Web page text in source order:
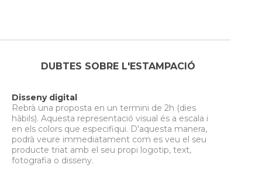
DUBTES SOBRE L'ESTAMPACIÓ
Disseny digital
Rebrà una proposta en un termini de 2h (dies
hàbils). Aquesta representació visual és a escala i
en els colors que especifiqui. D'aquesta manera,
podrà veure immediatament com es veu el seu
producte triat amb el seu propi logotip, text,
fotografia o disseny.